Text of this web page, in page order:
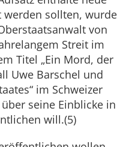
werden sollten, wurde
von
Streit im
Titel „Ein Mord, der
Uwe Barschel und
im Schweizer
seine Einblicke in
will.(5)